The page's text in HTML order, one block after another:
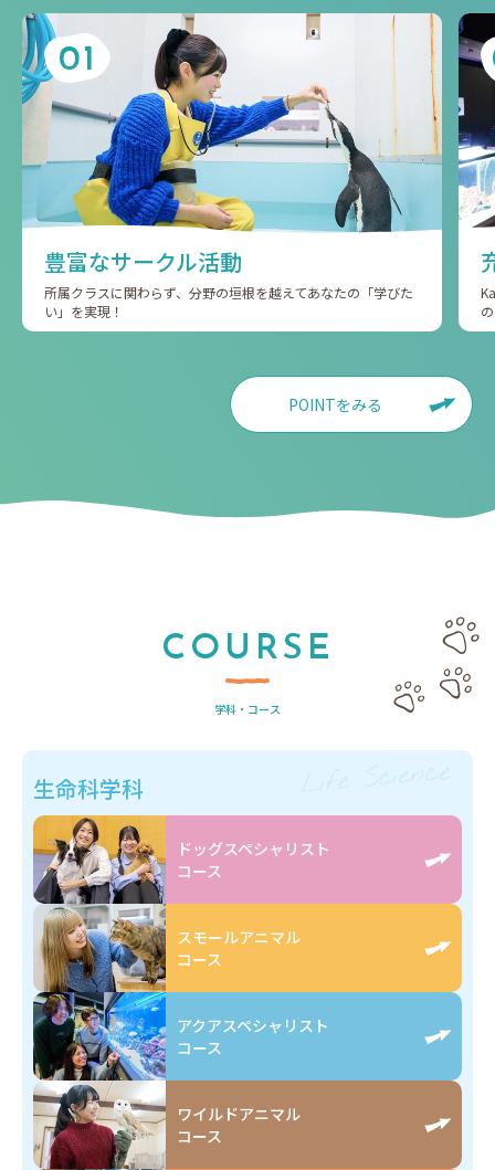
01
豊富なサークル活動
所属クラスに関わらず、分野の垣根を越えてあなたの「学びた
い」を実現！
POINTをみる
COURSE
学科・コース
生命科学科 Life Science
ドッグスペシャリスト
コース
スモールアニマル
コース
アクアスペシャリスト
コース
ワイルドアニマル
コース